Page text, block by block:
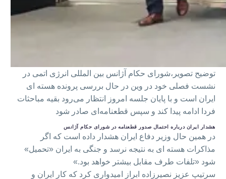
توضیح تصویر،شورای حکام آژانس بین المللی انرژی اتمی در
نشست فصلی خود در وین در حال بررسی پرونده هسته ای
ایران است و با پایان جلسه امروز انتظار می‌رود بقیه مباحثات
فردا ادامه پیدا کند و سپس قطعنامه‌ای صادر شود
هشدار ایران درباره احتمال صدور قطعنامه در شورای حکام آژانس
در همین حال وزیر دفاع ایران هشدار داده است که اگر
مذاکرات هسته ای به نتیجه نرسد و جنگی به ایران «تحمیل»
شود «تلفات طرف مقابل بیشتر خواهد بود.»
سرتیپ عزیز نصیرزاده ابراز امیدواری کرد که کار ایران و